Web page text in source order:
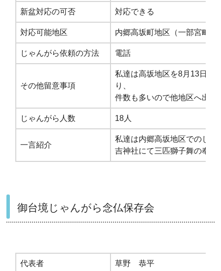
新盆対応の可否 対応できる
対応可能地区 内郷高坂町地区（一部宮町金
じゃんがら依頼の方法 電話
その他留意事項
私達は高坂地区を8月13日、
り、
件数も多いので他地区へ出
じゃんがら人数 18人
一言紹介
私達は内郷高坂地区でのじ
吉神社にて三匹獅子舞の奉
御台境じゃんがら念仏保存会
代表者 草野 恭平